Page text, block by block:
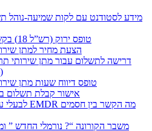
טופס ירוק (רש”ל 18) בקשה להוצאת רישיון נהיגה
2352 – הצעת מחיר למתן
2356 – טופס דיווח שעות מתן
2357 – אישור קבלת
– משבר הקורונה “? נורמלי החדש ” ומהו ה 2021